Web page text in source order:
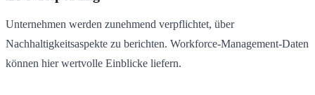
Unternehmen werden zunehmend verpflichtet, über
Nachhaltigkeitsaspekte zu berichten. Workforce-Management-Daten
können hier wertvolle Einblicke liefern.